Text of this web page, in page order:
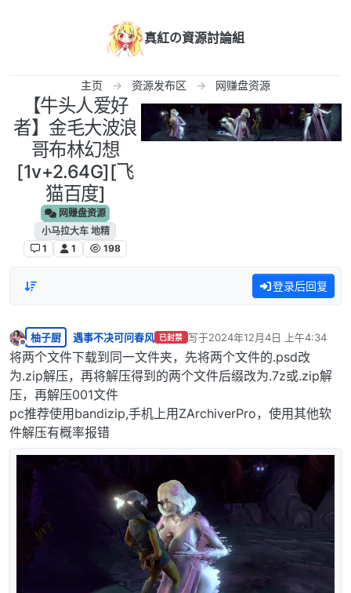
真紅の資源討論組
主页 资源发布区 网赚盘资源
【牛头人爱好
者】金毛大波浪
哥布林幻想
[1v+2.64G][飞
猫百度]
网赚盘资源
小马拉大车 地精
1
1 198
登录后回复
离线
柚子厨 遇事不决可问春风 已封禁 写于2024年12月4日 上午4:34
最后由 编辑
将两个文件下载到同一文件夹，先将两个文件的.psd改
为.zip解压，再将解压得到的两个文件后缀改为.7z或.zip解
压，再解压001文件
pc推荐使用bandizip,手机上用ZArchiverPro，使用其他软
件解压有概率报错